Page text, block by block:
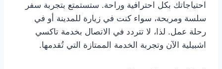
احتياجاتك بكل احترافية وراحة. ستستمتع بتجربة سفر
سلسة ومريحة، سواء كنت في زيارة للمدينة أو في
رحلة عمل. لذا، لا تتردد في الاتصال بخدمة تاكسي
اشبيلية الآن وتجربة الخدمة الممتازة التي تُقدمها.